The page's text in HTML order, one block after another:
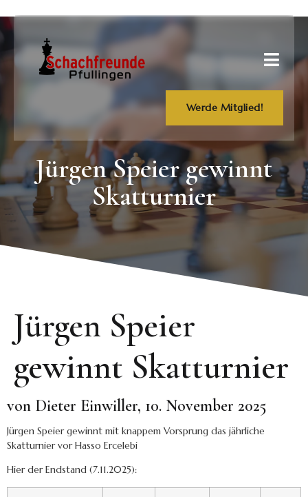
Werde Mitglied!
Jürgen Speier gewinnt
Skatturnier
Jürgen Speier
gewinnt Skatturnier
von Dieter Einwiller, 10. November 2025
Jürgen Speier gewinnt mit knappem Vorsprung das jährliche
Skatturnier vor Hasso Ercelebi
Hier der Endstand (7.11.2025):